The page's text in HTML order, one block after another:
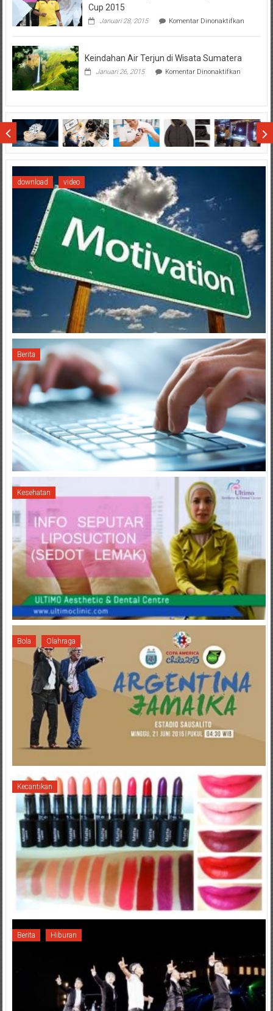
Hasil
Cup 2015
Januari 28, 2015 Komentar Dinonaktifkanpada
Beny
Keindahan Air Terjun di Wisata Sumatera
Januari 26, 2015 Komentar Dinonaktifkanpada
di
Wisata
Sumatera
download video
Berita
Kesehatan
Bola Olahraga
Kecantikan
Berita Hiburan